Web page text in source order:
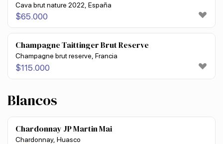
Cava brut nature 2022, España
$65.000
Champagne Taittinger Brut Reserve
Champagne brut reserve, Francia
$115.000
Blancos
Chardonnay JP Martin Mai
Chardonnay, Huasco